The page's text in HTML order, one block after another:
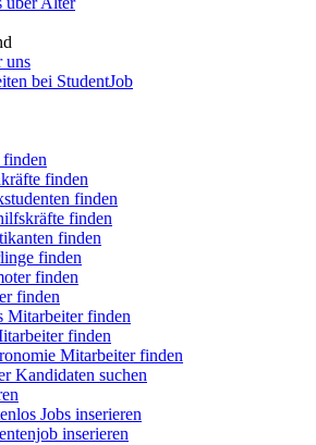
uns
bei StudentJob
finden
finden
finden
finden
finden
finden
finden
Mitarbeiter finden
finden
Mitarbeiter finden
Kandidaten suchen
Jobs inserieren
inserieren